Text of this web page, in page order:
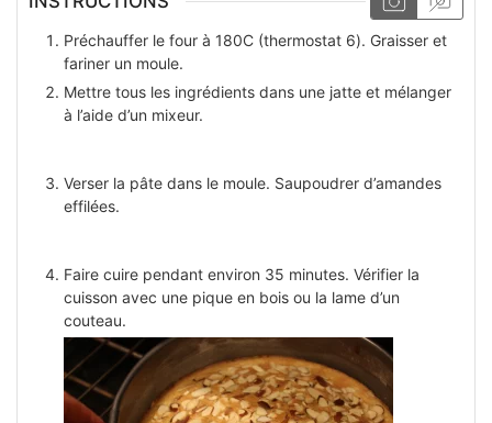
Préchauffer le four à 180С (thermostat 6). Graisser et
fariner un moule.
Mettre tous les ingrédients dans une jatte et mélanger
à l’aide d’un mixeur.
Verser la pâte dans le moule. Saupoudrer d’amandes
effilées.
Faire cuire pendant environ 35 minutes. Vérifier la
cuisson avec une pique en bois ou la lame d’un
couteau.